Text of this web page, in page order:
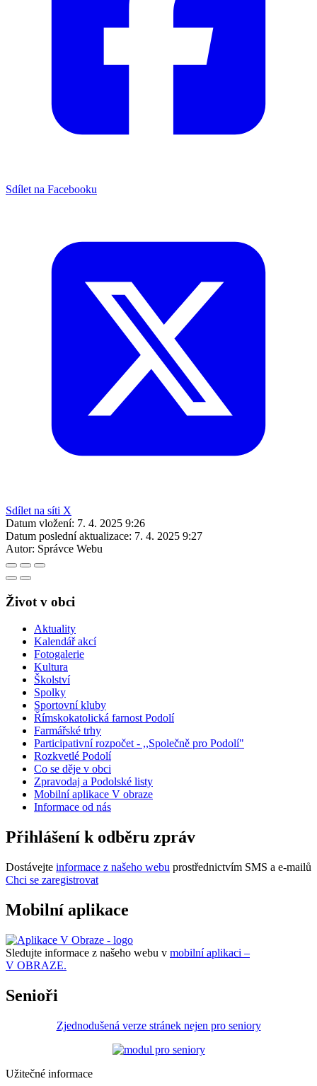
Sdílet na Facebooku
Sdílet na síti X
Datum vložení: 7. 4. 2025 9:26
Datum poslední aktualizace: 7. 4. 2025 9:27
Autor: Správce Webu
Život v obci
Aktuality
Kalendář akcí
Fotogalerie
Kultura
Školství
Spolky
Sportovní kluby
Římskokatolická farnost Podolí
Farmářské trhy
Participativní rozpočet - ,,Společně pro Podolí"
Rozkvetlé Podolí
Co se děje v obci
Zpravodaj a Podolské listy
Mobilní aplikace V obraze
Informace od nás
Přihlášení k odběru zpráv
Dostávejte informace z našeho webu prostřednictvím SMS a e-mailů
Chci se zaregistrovat
Mobilní aplikace
Sledujte informace z našeho webu v mobilní aplikaci –
V OBRAZE.
Senioři
Zjednodušená verze stránek nejen pro seniory
Užitečné informace